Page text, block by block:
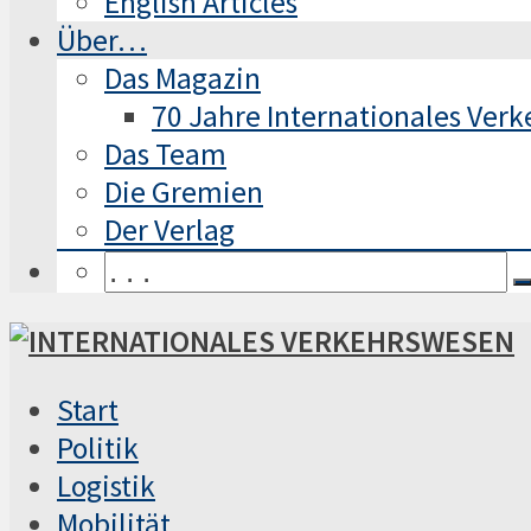
Über…
Das Magazin
70 Jahre Internationales
Das Team
Die Gremien
Der Verlag
Start
Politik
Logistik